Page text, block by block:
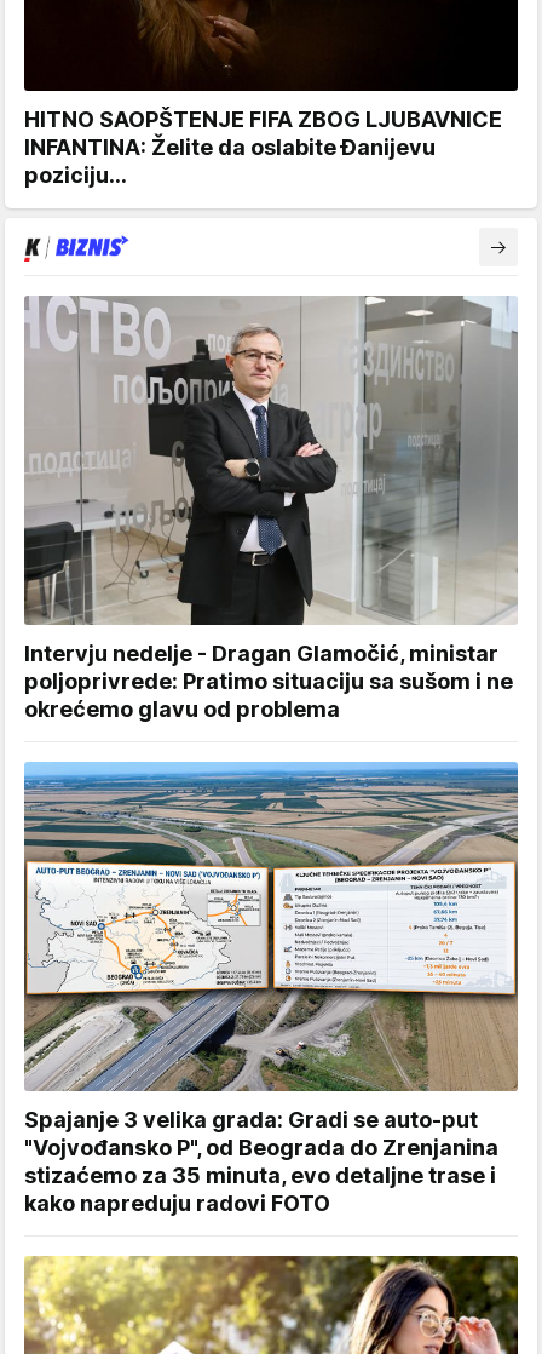
HITNO SAOPŠTENJE FIFA ZBOG LJUBAVNICE
INFANTINA: Želite da oslabite Đanijevu
poziciju...
Intervju nedelje - Dragan Glamočić, ministar
poljoprivrede: Pratimo situaciju sa sušom i ne
okrećemo glavu od problema
Spajanje 3 velika grada: Gradi se auto-put
"Vojvođansko P", od Beograda do Zrenjanina
stizaćemo za 35 minuta, evo detaljne trase i
kako napreduju radovi FOTO